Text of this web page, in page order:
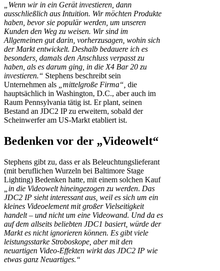
„Wenn wir in ein Gerät investieren, dann
ausschließlich aus Intuition. Wir möchten Produkte
haben, bevor sie populär werden, um unseren
Kunden den Weg zu weisen. Wir sind im
Allgemeinen gut darin, vorherzusagen, wohin sich
der Markt entwickelt. Deshalb bedauere ich es
besonders, damals den Anschluss verpasst zu
haben, als es darum ging, in die X4 Bar 20 zu
investieren.“ Stephens beschreibt sein
Unternehmen als
„mittelgroße Firma“, die
hauptsächlich in Washington, D.C., aber auch im
Raum Pennsylvania tätig ist. Er plant, seinen
Bestand an JDC2 IP zu erweitern, sobald der
Scheinwerfer am US-Markt etabliert ist.
Bedenken vor der „Videowelt“
Stephens gibt zu, dass er als Beleuchtungslieferant
(mit beruflichen Wurzeln bei Baltimore Stage
Lighting) Bedenken hatte, mit einem solchen Kauf
„in die Videowelt hineingezogen zu werden. Das
JDC2 IP sieht interessant aus, weil es sich um ein
kleines Videoelement mit großer Vielseitigkeit
handelt – und nicht um eine Videowand. Und da es
auf dem allseits beliebten JDC1 basiert, würde der
Markt es nicht ignorieren können. Es gibt viele
leistungsstarke Stroboskope, aber mit den
neuartigen Video-Effekten wirkt das JDC2 IP wie
etwas ganz Neuartiges.“